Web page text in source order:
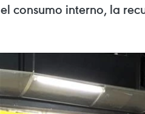
consumo interno, la